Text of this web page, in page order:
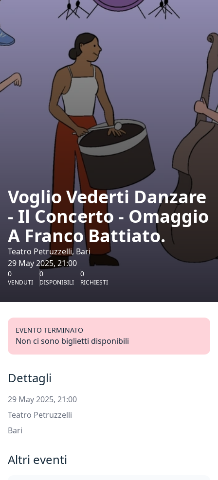
Voglio Vederti Danzare
- Il Concerto - Omaggio
A Franco Battiato.
Teatro Petruzzelli, Bari
29 May 2025, 21:00
0
VENDUTI
0
DISPONIBILI
0
RICHIESTI
EVENTO TERMINATO
Non ci sono biglietti disponibili
Dettagli
29 May 2025, 21:00
Teatro Petruzzelli
Bari
Altri eventi